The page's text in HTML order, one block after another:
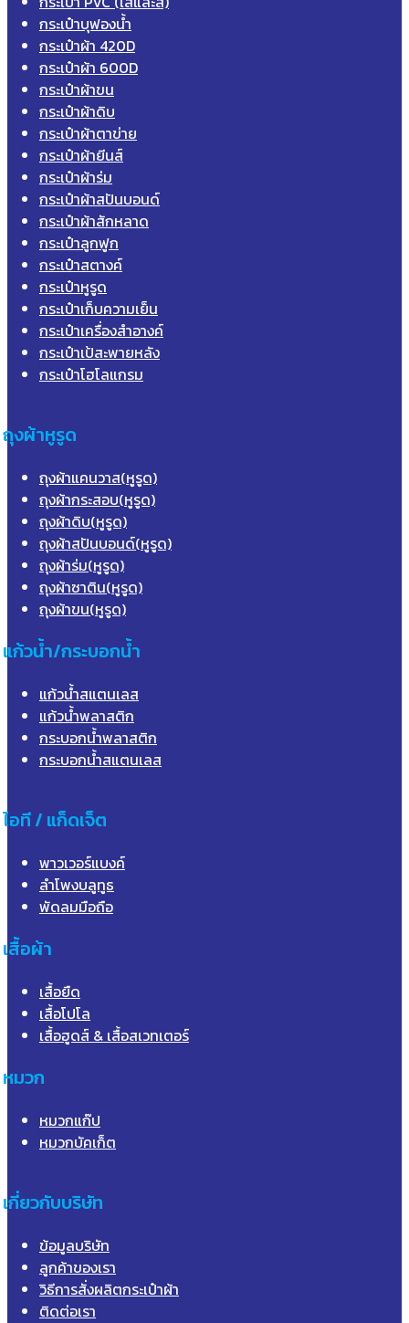
กระเป๋าบุฟองน้ำ
กระเป๋าผ้า 420D
กระเป๋าผ้า 600D
กระเป๋าผ้าขน
กระเป๋าผ้าดิบ
กระเป๋าผ้าตาข่าย
กระเป๋าผ้ายีนส์
กระเป๋าผ้าร่ม
กระเป๋าผ้าสปันบอนด์
กระเป๋าผ้าสักหลาด
กระเป๋าลูกฟูก
กระเป๋าสตางค์
กระเป๋าหูรูด
กระเป๋าเก็บความเย็น
กระเป๋าเครื่องสำอางค์
กระเป๋าเป้สะพายหลัง
กระเป๋าโฮโลแกรม
ถุงผ้าหูรูด
ถุงผ้าแคนวาส(หูรูด)
ถุงผ้ากระสอบ(หูรูด)
ถุงผ้าดิบ(หูรูด)
ถุงผ้าสปันบอนด์(หูรูด)
ถุงผ้าร่ม(หูรูด)
ถุงผ้าซาติน(หูรูด)
ถุงผ้าขน(หูรูด)
แก้วน้ำ/กระบอกน้ำ
แก้วน้ำสแตนเลส
แก้วน้ำพลาสติก
กระบอกน้ำพลาสติก
กระบอกน้ำสแตนเลส
ไอที / แก็ดเจ็ต
พาวเวอร์แบงค์
ลำโพงบลูทูธ
พัดลมมือถือ
เสื้อผ้า
เสื้อยืด
เสื้อโปโล
เสื้อฮูดส์ & เสื้อสเวทเตอร์
หมวก
หมวกแก๊ป
หมวกบัคเก็ต
เกี่ยวกับบริษัท
ข้อมูลบริษัท
ลูกค้าของเรา
วิธีการสั่งผลิตกระเป๋าผ้า
ติดต่อเรา